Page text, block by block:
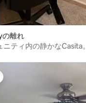
離れ
ティ内の静かなCasita。